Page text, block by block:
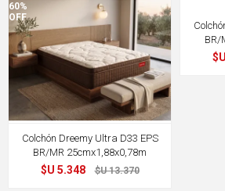
60%
OFF
Colchón Dreemy Ultra D33 EPS
BR/MR 25cmx1,88x0,78m
$U 5.348 $U 13.370
BR/